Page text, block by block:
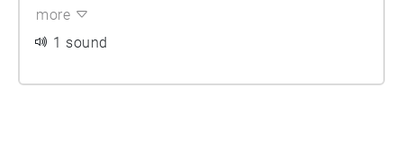
Merci à Michel Thomas Vieulle de nous avoir permis
doté de voix sur les Alpes Maritimes.
more
1 sound